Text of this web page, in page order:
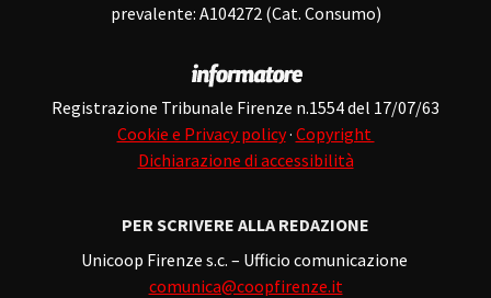
prevalente: A104272 (Cat. Consumo)
Registrazione Tribunale Firenze n.1554 del 17/07/63
Cookie e Privacy policy· Copyright
Dichiarazione di accessibilità
PER SCRIVERE ALLA REDAZIONE
Unicoop Firenze s.c. – Ufficio comunicazione
comunica@coopfirenze.it